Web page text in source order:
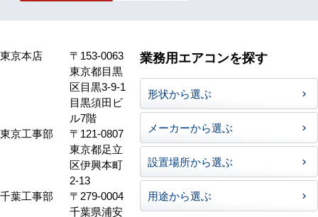
東京本店
〒153-0063
東京都目黒
区目黒3-9-1
目黒須田ビ
ル7階
東京工事部
〒121-0807
東京都足立
区伊興本町
2-13
千葉工事部
〒279-0004
千葉県浦安
業務用エアコンを探す
形状から選ぶ
メーカーから選ぶ
設置場所から選ぶ
用途から選ぶ